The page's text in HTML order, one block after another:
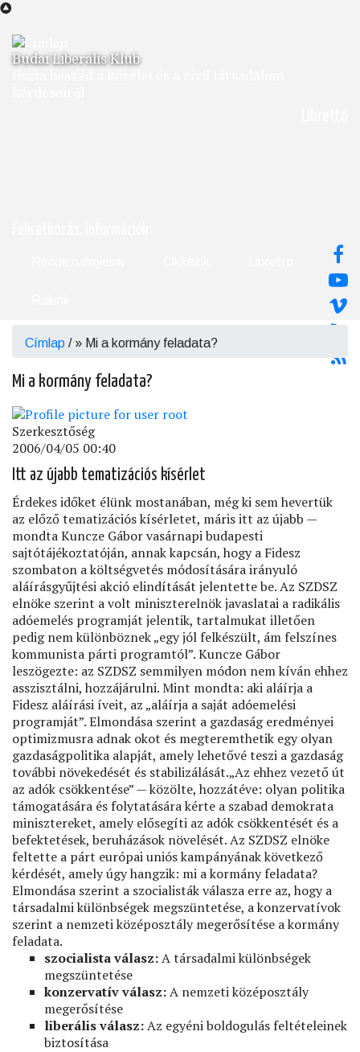
Ugrás
tartalomra
Budai Liberális Klub
Morzsa
Címlap / Mi a kormány feladata?
Mi a kormány feladata?
Szerkesztőség
2006/04/05 00:40
Itt az újabb tematizációs kísérlet
Érdekes időket élünk mostanában, még ki sem hevertük
az előző tematizációs kísérletet, máris itt az újabb —
mondta Kuncze Gábor vasárnapi budapesti
sajtótájékoztatóján, annak kapcsán, hogy a Fidesz
szombaton a költségvetés módosítására irányuló
aláírásgyűjtési akció elindítását jelentette be. Az SZDSZ
elnöke szerint a volt miniszterelnök javaslatai a radikális
adóemelés programját jelentik, tartalmukat illetően
pedig nem különböznek „egy jól felkészült, ám felszínes
kommunista párti programtól”. Kuncze Gábor
leszögezte: az SZDSZ semmilyen módon nem kíván ehhez
asszisztálni, hozzájárulni. Mint mondta: aki aláírja a
Fidesz aláírási íveit, az „aláírja a saját adóemelési
programját”. Elmondása szerint a gazdaság eredményei
optimizmusra adnak okot és megteremthetik egy olyan
gazdaságpolitika alapját, amely lehetővé teszi a gazdaság
további növekedését és stabilizálását.„Az ehhez vezető út
az adók csökkentése” — közölte, hozzátéve: olyan politika
támogatására és folytatására kérte a szabad demokrata
minisztereket, amely elősegíti az adók csökkentését és a
befektetések, beruházások növelését. Az SZDSZ elnöke
feltette a párt európai uniós kampányának következő
kérdését, amely úgy hangzik: mi a kormány feladata?
Elmondása szerint a szocialisták válasza erre az, hogy a
társadalmi különbségek megszüntetése, a konzervatívok
szerint a nemzeti középosztály megerősítése a kormány
feladata.
szocialista válasz:A társadalmi különbségek
megszüntetése
konzervatív válasz:A nemzeti középosztály
megerősítése
liberális válasz:Az egyéni boldogulás feltételeinek
biztosítása